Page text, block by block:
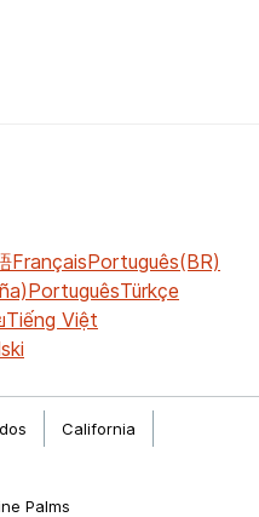
FrançaisPortuguês(BR)
PortuguêsTürkçe
Tiếng Việt
California
Palms